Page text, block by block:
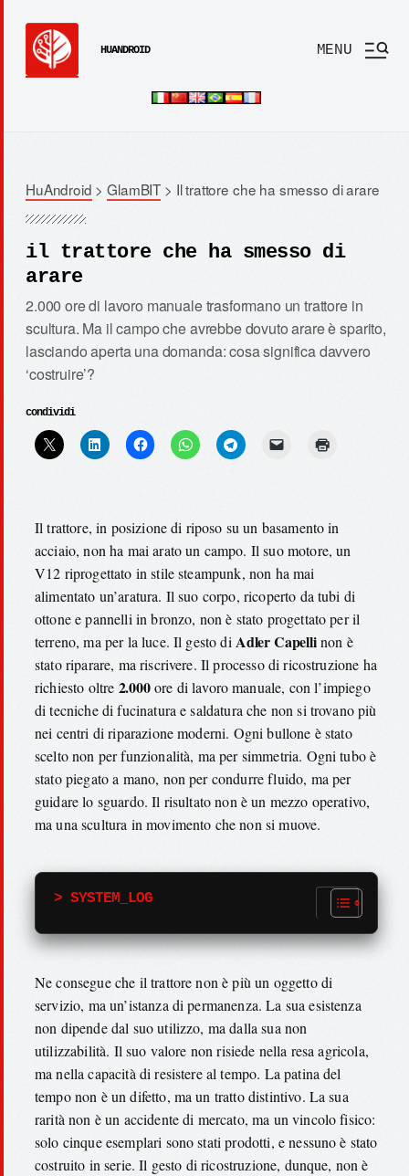
HUANDROID MENU
HuAndroid >GlamBIT > Il trattore che ha smesso di arare
il trattore che ha smesso di
arare
2.000 ore di lavoro manuale trasformano un trattore in
scultura. Ma il campo che avrebbe dovuto arare è sparito,
lasciando aperta una domanda: cosa significa davvero
‘costruire’?
condividi
Il trattore, in posizione di riposo su un basamento in
acciaio, non ha mai arato un campo. Il suo motore, un
V12 riprogettato in stile steampunk, non ha mai
alimentato un’aratura. Il suo corpo, ricoperto da tubi di
ottone e pannelli in bronzo, non è stato progettato per il
terreno, ma per la luce. Il gesto di Adler Capellinon è
stato riparare, ma riscrivere. Il processo di ricostruzione ha
richiesto oltre 2.000ore di lavoro manuale, con l’impiego
di tecniche di fucinatura e saldatura che non si trovano più
nei centri di riparazione moderni. Ogni bullone è stato
scelto non per funzionalità, ma per simmetria. Ogni tubo è
stato piegato a mano, non per condurre fluido, ma per
guidare lo sguardo. Il risultato non è un mezzo operativo,
ma una scultura in movimento che non si muove.
> SYSTEM_LOG
Ne consegue che il trattore non è più un oggetto di
servizio, ma un’istanza di permanenza. La sua esistenza
non dipende dal suo utilizzo, ma dalla sua non
utilizzabilità. Il suo valore non risiede nella resa agricola,
ma nella capacità di resistere al tempo. La patina del
tempo non è un difetto, ma un tratto distintivo. La sua
rarità non è un accidente di mercato, ma un vincolo fisico:
solo cinque esemplari sono stati prodotti, e nessuno è stato
costruito in serie. Il gesto di ricostruzione, dunque, non è